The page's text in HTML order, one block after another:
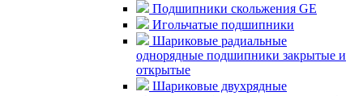
Подшипники скольжения GE
Игольчатые подшипники
Шариковые радиальные
однорядные подшипники закрытые и
открытые
Шариковые двухрядные